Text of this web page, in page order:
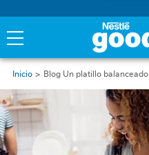
Inicio Blog Un platillo balanceado